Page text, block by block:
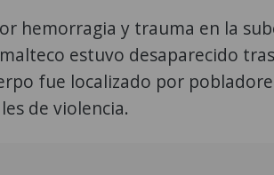
hemorragia y trauma en la
estuvo desaparecido
fue localizado por
de violencia.